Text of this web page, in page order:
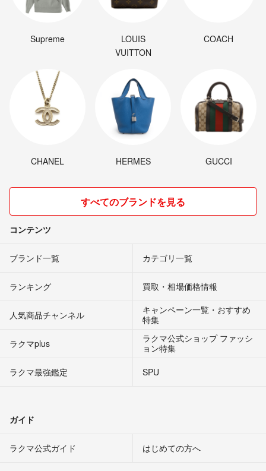
Supreme
LOUIS
VUITTON
COACH
CHANEL HERMES GUCCI
すべてのブランドを見る
コンテンツ
ブランド一覧 カテゴリ一覧
ランキング 買取・相場価格情報
人気商品チャンネル
キャンペーン一覧・おすすめ
特集
ラクマplus
ラクマ公式ショップ ファッシ
ョン特集
ラクマ最強鑑定
SPU
ガイド
ラクマ公式ガイド はじめての方へ